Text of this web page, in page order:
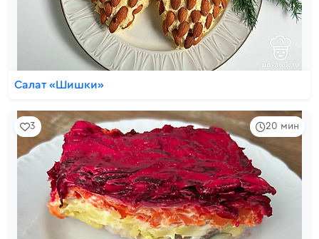
Салат «Шишки»
20 мин
3